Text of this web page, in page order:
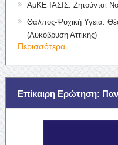
ΑμΚΕ ΙΑΣΙΣ: Ζητούνται
Θάλπος-Ψυχική Υγεία:
(Λυκόβρυση Αττικής)
Περισσότερα
Επίκαιρη Ερώτηση: